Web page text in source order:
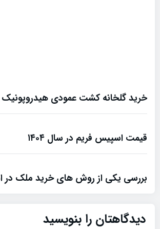
خرید گلخانه کشت عمودی هیدروپونیک
قیمت اسپیس فریم در سال ۱۴۰۴
بررسی یکی از روش های خرید ملک در
دیدگاهتان را بنویسید